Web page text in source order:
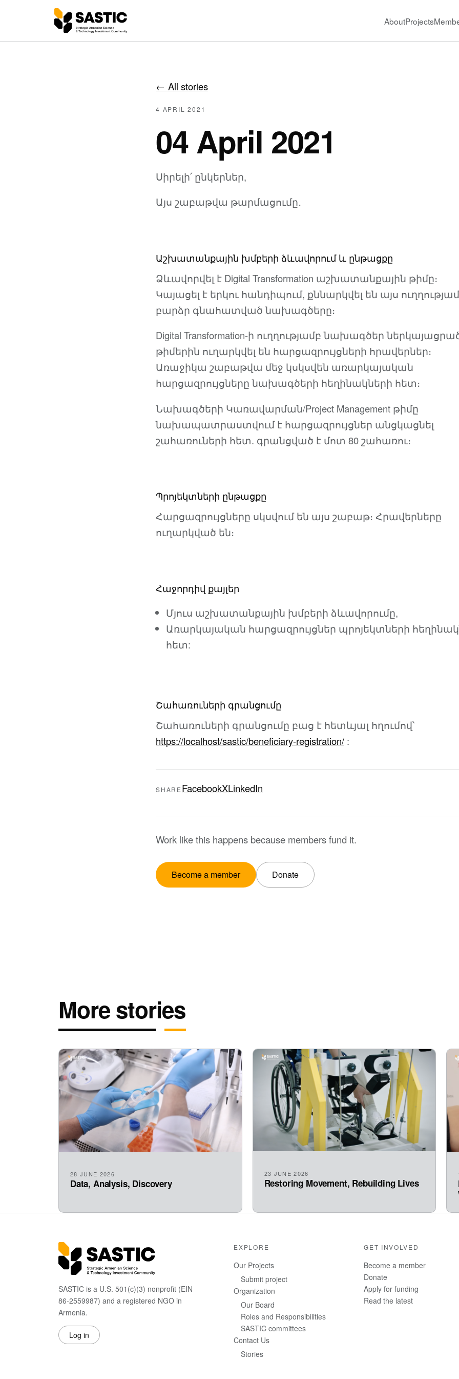
AboutProjects
← All stories
4 APRIL 2021
04 April 2021
Սիրելի՛ ընկերներ,
Այս շաբաթվա թարմացումը․
Աշխատանքային խմբերի ձևավորում և ընթացքը
Ձևավորվել է Digital Transformation աշխատանքային թիմը։
Կայացել է երկու հանդիպում, քննարկվել են այս
բարձր գնահատված նախագծերը։
Digital Transformation-ի ուղղությամբ նախագծեր
թիմերին ուղարկվել են հարցազրույցների հրավերներ։
Առաջիկա շաբաթվա մեջ կսկսվեն առարկայական
հարցազրույցները նախագծերի հեղինակների հետ։
Նախագծերի Կառավարման/Project Management թիմը
նախապատրաստվում է հարցազրույցներ անցկացնել
շահառուների հետ. գրանցված է մոտ 80 շահառու։
Պրոյեկտների ընթացքը
Հարցազրույցները սկսվում են այս շաբաթ։ Հրավերները
ուղարկված են։
Հաջորդիվ քայլեր
Մյուս աշխատանքային խմբերի ձևավորումը,
Առարկայական հարցազրույցներ պրոյեկտների
հետ:
Շահառուների գրանցումը
Շահառուների գրանցումը բաց է հետևյալ հղումով՝
https://localhost/sastic/beneficiary-registration/:
SHARE FacebookXLinkedIn
Work like this happens because members fund it.
Become a member Donate
More stories
28 JUNE 2026
Data, Analysis, Discovery
23 JUNE 2026
Restoring Movement, Rebuilding Lives
SASTIC is a U.S. 501(c)(3) nonprofit (EIN
86-2559987) and a registered NGO in
Armenia.
Log in
EXPLORE
Our Projects
Submit project
Organization
Our Board
Roles and Responsibilities
SASTIC committees
Contact Us
Stories
GET INVOLVED
Become a member
Donate
Apply for funding
Read the latest